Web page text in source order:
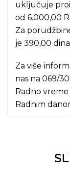
uključuje
od 6.000,00
Za
je 390,00
Za više
nas na 069/
Radno
Radnim